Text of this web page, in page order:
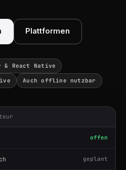
Plattformen
React Native
Auch offline nutzbar
offen
geplant